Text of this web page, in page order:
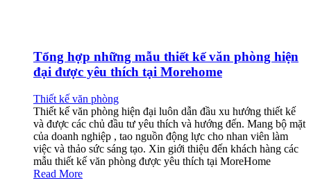
Tổng hợp những mẫu thiết kế văn phòng hiện
đại được yêu thích tại Morehome
Thiết kế văn phòng
Thiết kế văn phòng hiện đại luôn dẫn đầu xu hướng thiết kế
và được các chủ đầu tư yêu thích và hướng đến. Mang bộ mặt
của doanh nghiệp , tao nguồn động lực cho nhan viên làm
việc và thảo sức sáng tạo. Xin giới thiệu đến khách hàng các
mẫu thiết kế văn phòng được yêu thích tại MoreHome
Read More